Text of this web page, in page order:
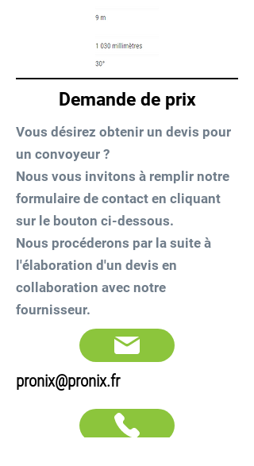
Demande de prix
Vous désirez obtenir un devis pour
un convoyeur ?
Nous vous invitons à remplir notre
formulaire de contact en cliquant
sur le bouton ci-dessous.
Nous procéderons par la suite à
l'élaboration d'un devis en
collaboration avec notre
fournisseur.
pronix@pronix.fr